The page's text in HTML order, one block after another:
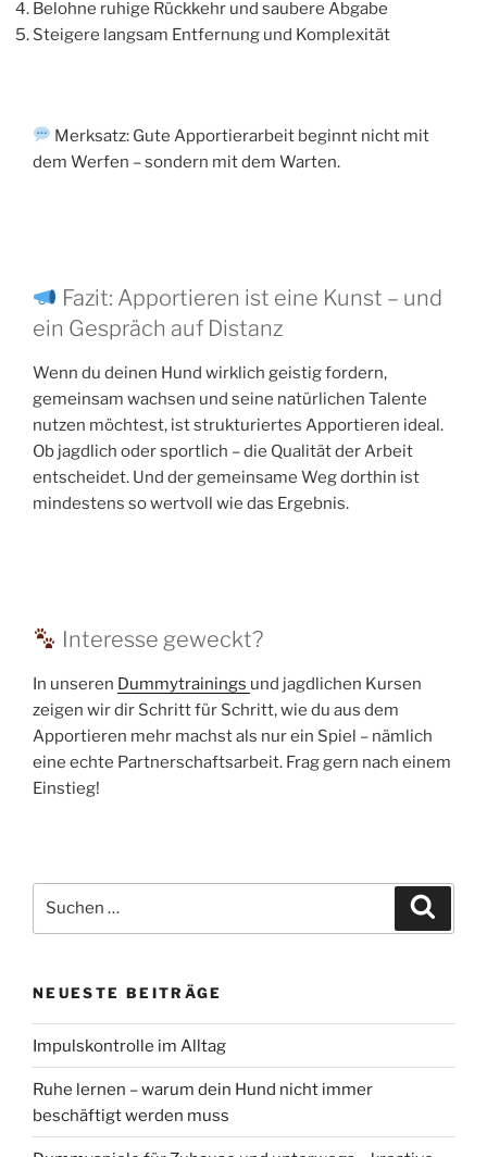
Belohne ruhige Rückkehr und saubere Abgabe
Steigere langsam Entfernung und Komplexität
Merksatz: Gute Apportierarbeit beginnt nicht mit
dem Werfen – sondern mit dem Warten.
Fazit: Apportieren ist eine Kunst – und
ein Gespräch auf Distanz
Wenn du deinen Hund wirklich geistig fordern,
gemeinsam wachsen und seine natürlichen Talente
nutzen möchtest, ist strukturiertes Apportieren ideal.
Ob jagdlich oder sportlich – die Qualität der Arbeit
entscheidet. Und der gemeinsame Weg dorthin ist
mindestens so wertvoll wie das Ergebnis.
Interesse geweckt?
In unseren Dummytrainings und jagdlichen Kursen
zeigen wir dir Schritt für Schritt, wie du aus dem
Apportieren mehr machst als nur ein Spiel – nämlich
eine echte Partnerschaftsarbeit. Frag gern nach einem
Einstieg!
nach:
NEUESTE BEITRÄGE
Impulskontrolle im Alltag
Ruhe lernen – warum dein Hund nicht immer
beschäftigt werden muss